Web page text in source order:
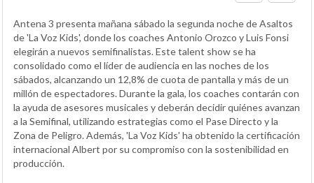
Antena 3 presenta mañana sábado la segunda noche de Asaltos
de 'La Voz Kids', donde los coaches Antonio Orozco y Luis Fonsi
elegirán a nuevos semifinalistas. Este talent show se ha
consolidado como el líder de audiencia en las noches de los
sábados, alcanzando un 12,8% de cuota de pantalla y más de un
millón de espectadores. Durante la gala, los coaches contarán con
la ayuda de asesores musicales y deberán decidir quiénes avanzan
a la Semifinal, utilizando estrategias como el Pase Directo y la
Zona de Peligro. Además, 'La Voz Kids' ha obtenido la certificación
internacional Albert por su compromiso con la sostenibilidad en
producción.